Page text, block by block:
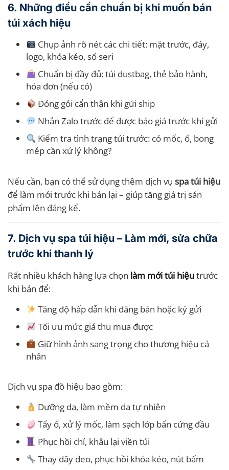
6. Những điều cần chuẩn bị khi muốn bán
túi xách hiệu
Chụp ảnh rõ nét các chi tiết: mặt trước, đáy,
logo, khóa kéo, số seri
Chuẩn bị đầy đủ: túi dustbag, thẻ bảo hành,
hóa đơn (nếu có)
Đóng gói cẩn thận khi gửi ship
Nhắn Zalo trước để được báo giá trước khi gửi
Kiểm tra tình trạng túi trước: có mốc, ố, bong
mép cần xử lý không?
Nếu cần, bạn có thể sử dụng thêm dịch vụ spa túi hiệu
để làm mới trước khi bán lại – giúp tăng giá trị sản
phẩm lên đáng kể.
7. Dịch vụ spa túi hiệu – Làm mới, sửa chữa
trước khi thanh lý
Rất nhiều khách hàng lựa chọn làm mới túi hiệutrước
khi bán để:
Tăng độ hấp dẫn khi đăng bán hoặc ký gửi
Tối ưu mức giá thu mua được
Giữ hình ảnh sang trọng cho thương hiệu cá
nhân
Dịch vụ spa đồ hiệu bao gồm:
Dưỡng da, làm mềm da tự nhiên
Tẩy ố, xử lý mốc, làm sạch lớp bẩn cứng đầu
Phục hồi chỉ, khâu lại viền túi
Thay dây đeo, phục hồi khóa kéo, nút bấm